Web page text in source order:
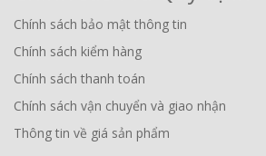
Chính sách bảo mật thông tin
Chính sách kiểm hàng
Chính sách thanh toán
Chính sách vận chuyển và giao nhận
Thông tin về giá sản phẩm